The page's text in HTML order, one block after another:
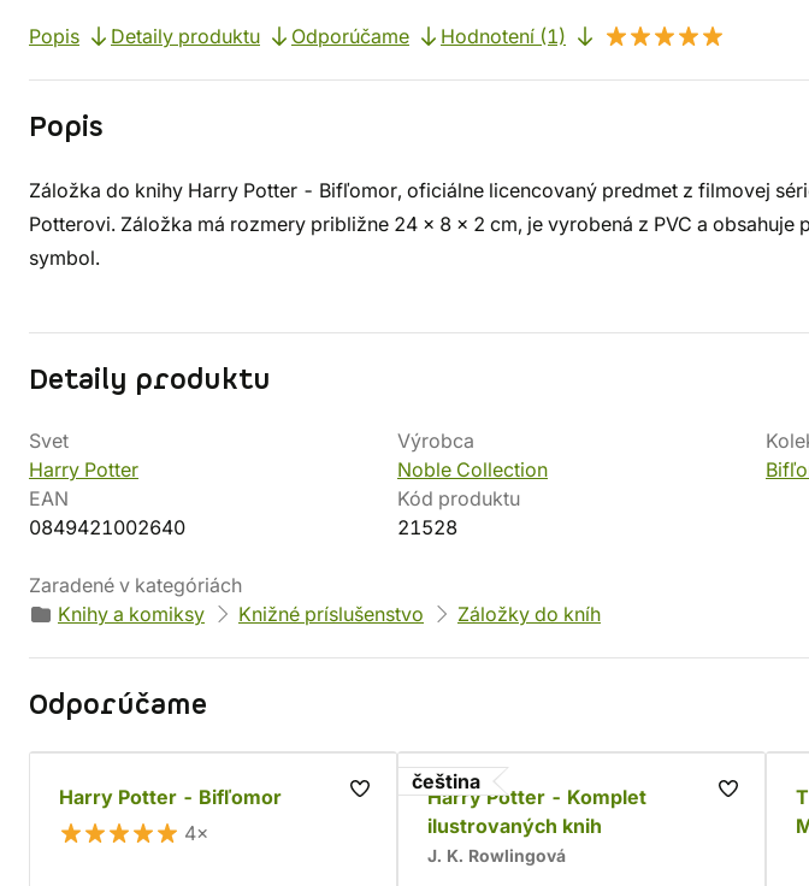
Popis Detaily produktu Odporúčame Hodnotení (1)
Popis
Záložka do knihy Harry Potter - Bifľomor, oficiálne licencovaný predmet z filmovej
Potterovi. Záložka má rozmery približne 24 x 8 x 2 cm, je vyrobená z PVC a obsahuje
symbol.
Detaily produktu
Svet
Harry Potter
Výrobca
Noble Collection
EAN
0849421002640
Kód produktu
21528
Zaradené v kategóriách
Knihy a komiksy
Knižné príslušenstvo Záložky do kníh
Odporúčame
Harry Potter - Bifľomor
4×
čeština
Harry Potter - Komplet
ilustrovaných knih
J. K. Rowlingová